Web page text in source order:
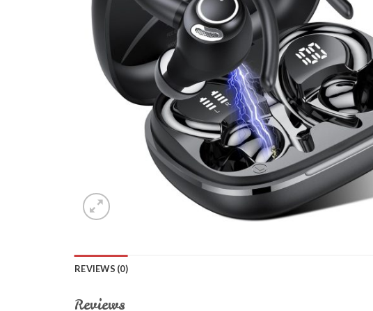
REVIEWS (0)
Reviews